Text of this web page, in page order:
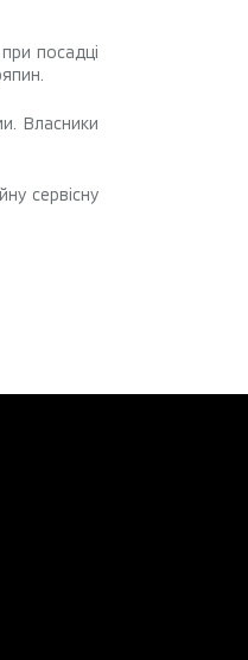
посадці
Власники
сервісну